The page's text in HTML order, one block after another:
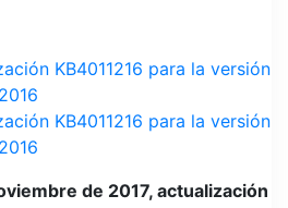
KB4011216 para la versión
KB4011216 para la versión
de 2017, actualización